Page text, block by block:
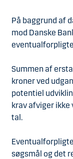
På baggrund af
mod Danske
Summen af
kroner ved
potentiel
krav afviger
tal.
søgsmål og det